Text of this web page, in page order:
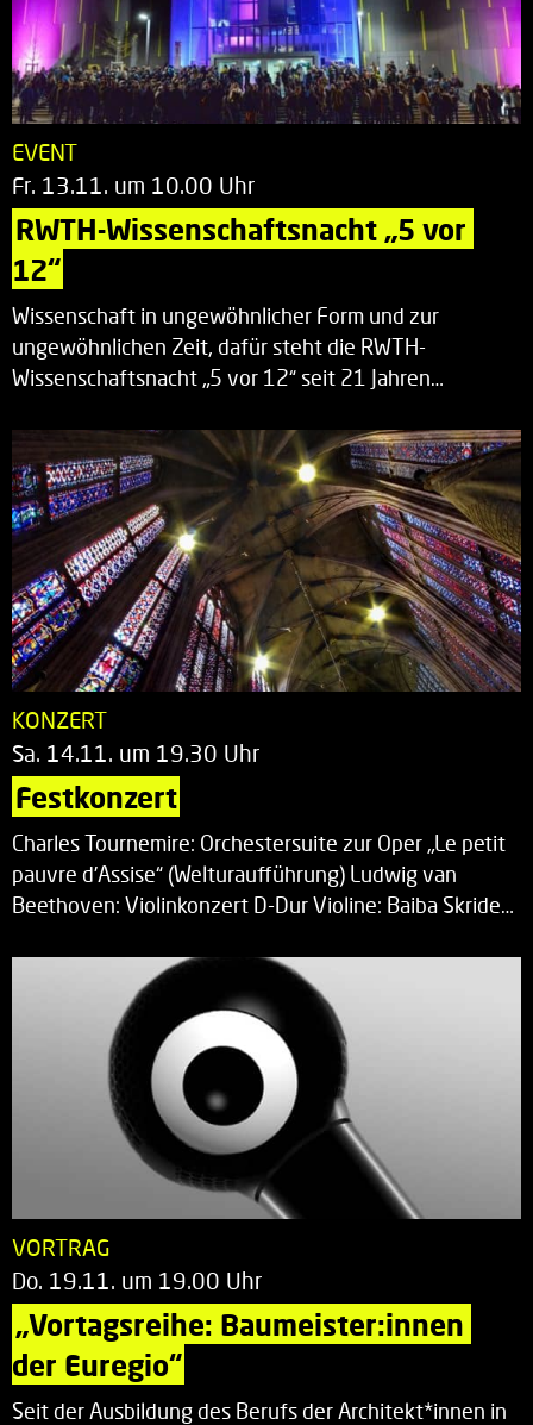
EVENT
Fr. 13.11. um 10.00 Uhr
RWTH-Wissenschaftsnacht „5 vor
12“
Wissenschaft in ungewöhnlicher Form und zur
ungewöhnlichen Zeit, dafür steht die RWTH-
Wissenschaftsnacht „5 vor 12“ seit 21 Jahren…
KONZERT
Sa. 14.11. um 19.30 Uhr
Festkonzert
Charles Tournemire: Orchestersuite zur Oper „Le petit
pauvre d’Assise“ (Welturaufführung) Ludwig van
Beethoven: Violinkonzert D-Dur Violine: Baiba Skride…
VORTRAG
Do. 19.11. um 19.00 Uhr
„Vortagsreihe: Baumeister:innen
der Euregio“
Seit der Ausbildung des Berufs der Architekt*innen in